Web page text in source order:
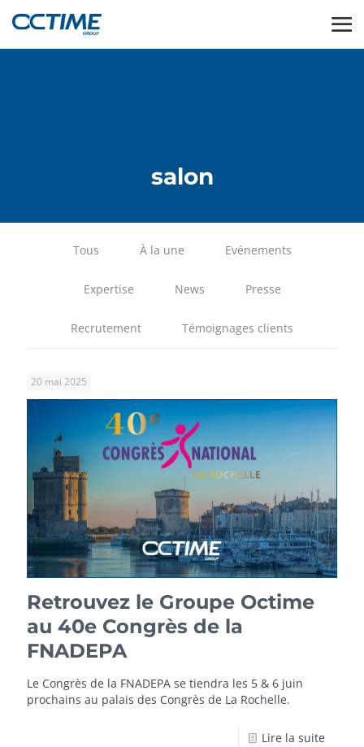
salon
Tous À la une Evénements
Expertise News Presse
Recrutement Témoignages clients
20 mai 2025
Retrouvez le Groupe Octime
au 40e Congrès de la
FNADEPA
Le Congrès de la FNADEPA se tiendra les 5 & 6 juin
prochains au palais des Congrès de La Rochelle.
Lire la suite